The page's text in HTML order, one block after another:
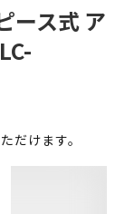
ース式 ア
だけます。